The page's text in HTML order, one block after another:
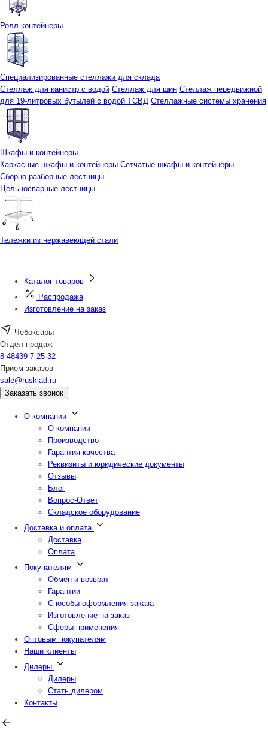
Ролл контейнеры
Специализированные стеллажи для склада
Стеллаж для канистр с водой Стеллаж для шин Стеллаж передвижной
для 19-литровых бутылей с водой ТСВД Стеллажные системы хранения
Шкафы и контейнеры
Каркасные шкафы и контейнеры Сетчатые шкафы и контейнеры
Сборно-разборные лестницы
Цельносварные лестницы
Тележки из нержавеющей стали
Каталог товаров
Распродажа
Изготовление на заказ
Чебоксары
Отдел продаж
8 48439 7-25-32
Прием заказов
sale@rusklad.ru
Заказать звонок
О компании
О компании
Производство
Гарантия качества
Реквизиты и юридические документы
Отзывы
Блог
Вопрос-Ответ
Складское оборудование
Доставка и оплата
Доставка
Оплата
Покупателям
Обмен и возврат
Гарантии
Способы оформления заказа
Изготовление на заказ
Сферы применения
Оптовым покупателям
Наши клиенты
Дилеры
Дилеры
Стать дилером
Контакты